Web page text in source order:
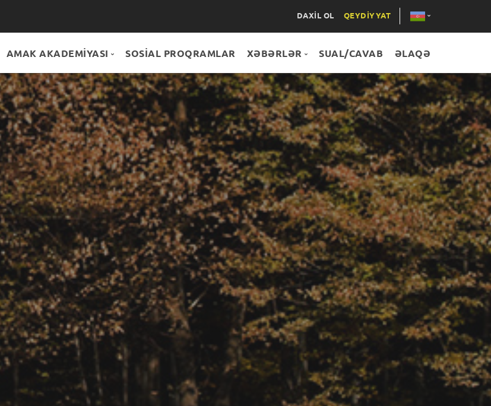
DAXİL OL QEYDİYYAT
ENG
PARTNYORLAR
MAĞAZA
AMAK AKADEMİYASI
Hamısı
Könüllülük
Təlimlər
SOSİAL PROQRAMLAR XƏBƏRLƏR
Hamısı
XƏBƏRLƏR
LAYİHƏLƏR
TƏDBİRLƏR
MƏQALƏLƏR
SUAL/CAVAB ƏLAQƏ